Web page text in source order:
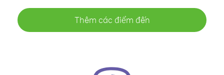
Thêm các điểm đến